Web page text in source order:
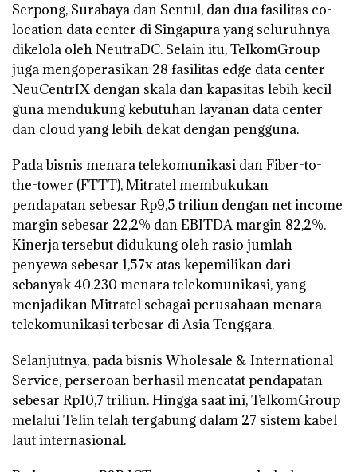
Serpong, Surabaya dan Sentul, dan dua fasilitas co-
location data center di Singapura yang seluruhnya
dikelola oleh NeutraDC. Selain itu, TelkomGroup
juga mengoperasikan 28 fasilitas edge data center
NeuCentrIX dengan skala dan kapasitas lebih kecil
guna mendukung kebutuhan layanan data center
dan cloud yang lebih dekat dengan pengguna.
Pada bisnis menara telekomunikasi dan Fiber-to-
the-tower (FTTT), Mitratel membukukan
pendapatan sebesar Rp9,5 triliun dengan net income
margin sebesar 22,2% dan EBITDA margin 82,2%.
Kinerja tersebut didukung oleh rasio jumlah
penyewa sebesar 1,57x atas kepemilikan dari
sebanyak 40.230 menara telekomunikasi, yang
menjadikan Mitratel sebagai perusahaan menara
telekomunikasi terbesar di Asia Tenggara.
Selanjutnya, pada bisnis Wholesale & International
Service, perseroan berhasil mencatat pendapatan
sebesar Rp10,7 triliun. Hingga saat ini, TelkomGroup
melalui Telin telah tergabung dalam 27 sistem kabel
laut internasional.